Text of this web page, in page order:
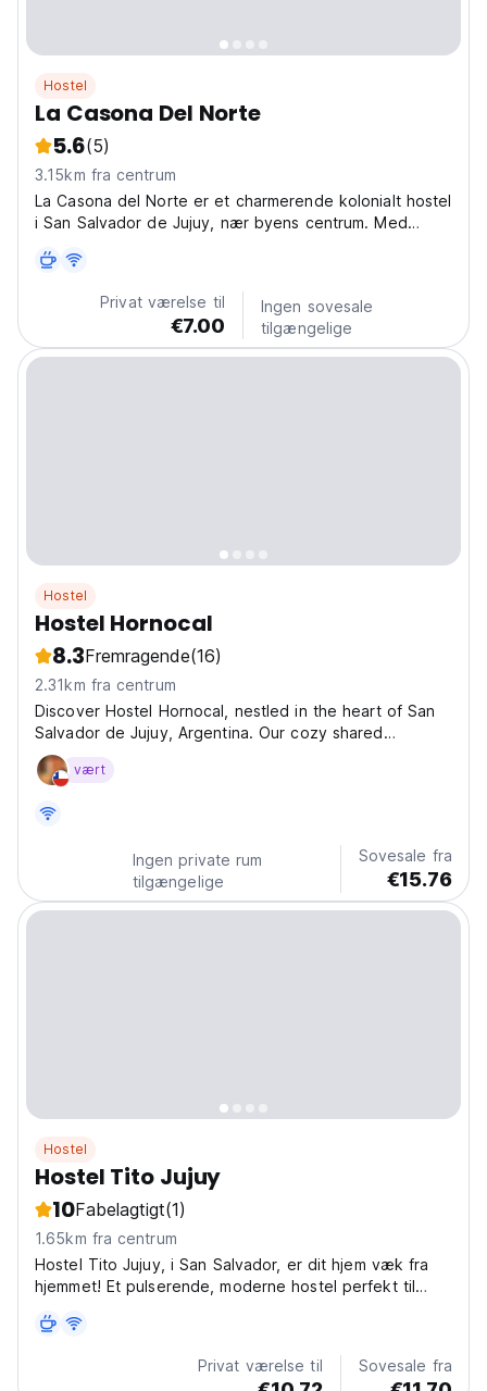
Hostel
La Casona Del Norte
5.6(5)
3.15km fra centrum
La Casona del Norte er et charmerende kolonialt hostel
i San Salvador de Jujuy, nær byens centrum. Med
Jujuy. (Auto-translated from original language)
Privat værelse til
€7.00
Ingen sovesale
tilgængelige
Hostel
Hostel Hornocal
8.3Fremragende(16)
2.31km fra centrum
Discover Hostel Hornocal, nestled in the heart of San
Salvador de Jujuy, Argentina. Our cozy shared
accommodations offer budget-friendly options with 24-
hour reception, ensuring a warm welcome anytime. At
facilities,...
vært
Ingen private rum
tilgængelige
Sovesale fra
€15.76
Hostel
Hostel Tito Jujuy
10Fabelagtigt(1)
1.65km fra centrum
Hostel Tito Jujuy, i San Salvador, er dit hjem væk fra
hjemmet! Et pulserende, moderne hostel perfekt til
(Auto-translated from original language)
Privat værelse til
Sovesale fra